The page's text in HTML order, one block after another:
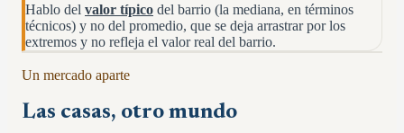
Hablo del valor típico del barrio (la mediana, en términos
técnicos) y no del promedio, que se deja arrastrar por los
extremos y no refleja el valor real del barrio.
Un mercado aparte
Las casas, otro mundo